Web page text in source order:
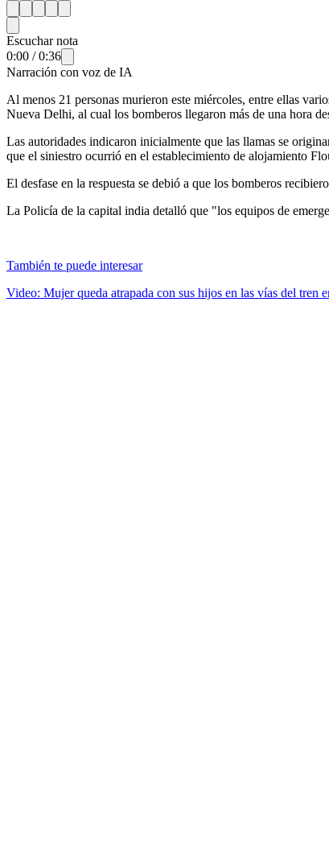
Escuchar nota
0:00 /0:36
Narración con voz de IA
Al menos 21 personas murieron este miércoles, entre ellas
Nueva Delhi, al cual los bomberos llegaron más de una hora
Las autoridades indicaron inicialmente que las llamas se
que el siniestro ocurrió en el establecimiento de alojamiento
El desfase en la respuesta se debió a que los bomberos
La Policía de la capital india detalló que "los equipos de
También te puede interesar
Video: Mujer queda atrapada con sus hijos en las vías del tren